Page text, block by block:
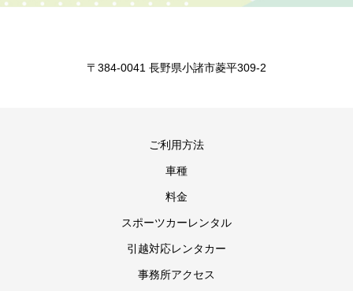
〒384-0041 長野県小諸市菱平309-2
ご利用方法
車種
料金
スポーツカーレンタル
引越対応レンタカー
事務所アクセス